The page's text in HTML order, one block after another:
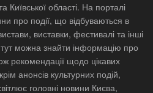
Київської області. На порталі
про події, що відбуваються в
виставки, фестивалі та інші
тут можна знайти інформацію про
рекомендації щодо цікавих
анонсів культурних подій,
головні новини Києва,